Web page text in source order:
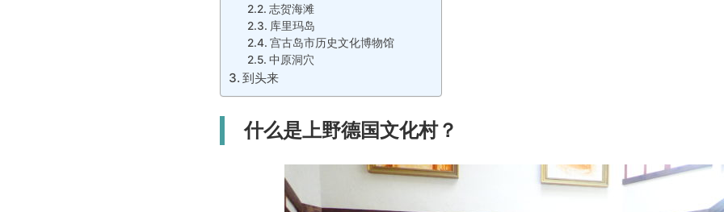
志贺海滩
库里玛岛
宫古岛市历史文化博物馆
中原洞穴
到头来
什么是上野德国文化村？